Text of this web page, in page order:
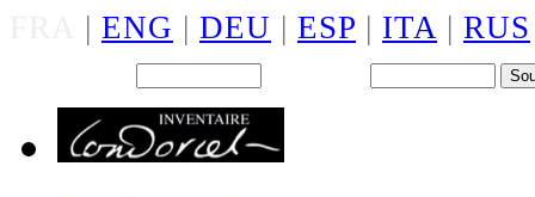
| ENG | DEU | ESP | ITA | RUS